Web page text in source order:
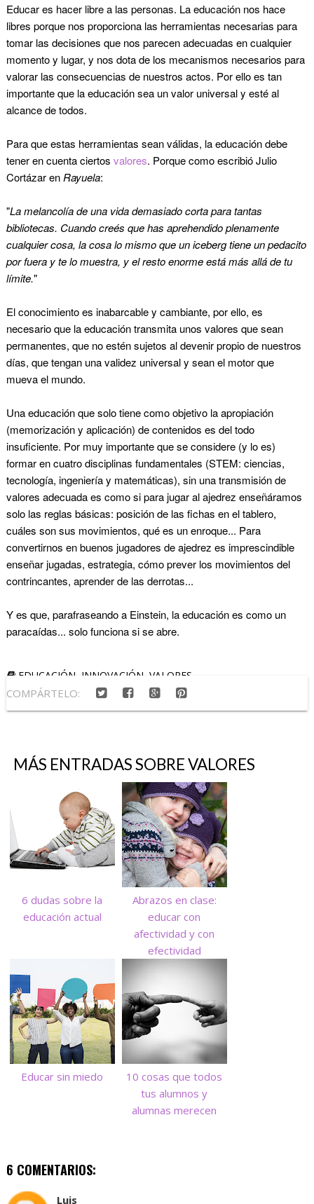
Educar es hacer libre a las personas. La educación nos hace
libres porque nos proporciona las herramientas necesarias para
tomar las decisiones que nos parecen adecuadas en cualquier
momento y lugar, y nos dota de los mecanismos necesarios para
valorar las consecuencias de nuestros actos. Por ello es tan
importante que la educación sea un valor universal y esté al
alcance de todos.
Para que estas herramientas sean válidas, la educación debe
tener en cuenta ciertos valores. Porque como escribió Julio
Cortázar en Rayuela:
"La melancolía de una vida demasiado corta para tantas
bibliotecas. Cuando creés que has aprehendido plenamente
cualquier cosa, la cosa lo mismo que un iceberg tiene un pedacito
por fuera y te lo muestra, y el resto enorme está más allá de tu
límite."
El conocimiento es inabarcable y cambiante, por ello, es
necesario que la educación transmita unos valores que sean
permanentes, que no estén sujetos al devenir propio de nuestros
días, que tengan una validez universal y sean el motor que
mueva el mundo.
Una educación que solo tiene como objetivo la apropiación
(memorización y aplicación) de contenidos es del todo
insuficiente. Por muy importante que se considere (y lo es)
formar en cuatro disciplinas fundamentales (STEM: ciencias,
tecnología, ingeniería y matemáticas), sin una transmisión de
valores adecuada es como si para jugar al ajedrez enseñáramos
solo las reglas básicas: posición de las fichas en el tablero,
cuáles son sus movimientos, qué es un enroque... Para
convertirnos en buenos jugadores de ajedrez es imprescindible
enseñar jugadas, estrategia, cómo prever los movimientos del
contrincantes, aprender de las derrotas...
Y es que, parafraseando a Einstein, la educación es como un
paracaídas... solo funciona si se abre.
EDUCACIÓN INNOVACIÓN VALORES
COMPÁRTELO:
MÁS ENTRADAS SOBREVALORES
6 dudas sobre la
educación actual
Abrazos en clase:
educar con
afectividad y con
efectividad
Educar sin miedo
10 cosas que todos
tus alumnos y
alumnas merecen
6 COMENTARIOS:
Luis